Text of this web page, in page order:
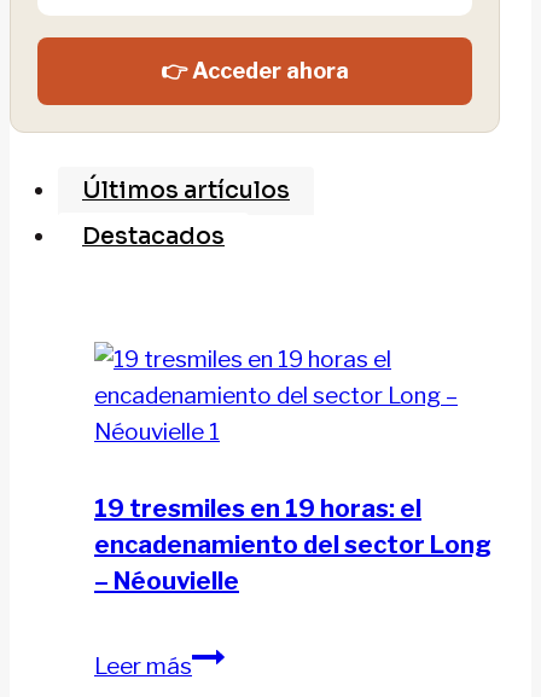
👉 Acceder ahora
Últimos artículos
Destacados
19 tresmiles en 19 horas: el
encadenamiento del sector Long
– Néouvielle
Leer más19